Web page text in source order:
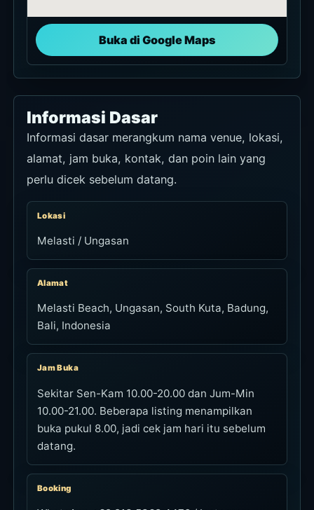
Buka di Google Maps
Informasi Dasar
Informasi dasar merangkum nama venue, lokasi,
alamat, jam buka, kontak, dan poin lain yang
perlu dicek sebelum datang.
Lokasi
Melasti / Ungasan
Alamat
Melasti Beach, Ungasan, South Kuta, Badung,
Bali, Indonesia
Jam Buka
Sekitar Sen-Kam 10.00-20.00 dan Jum-Min
10.00-21.00. Beberapa listing menampilkan
buka pukul 8.00, jadi cek jam hari itu sebelum
datang.
Booking